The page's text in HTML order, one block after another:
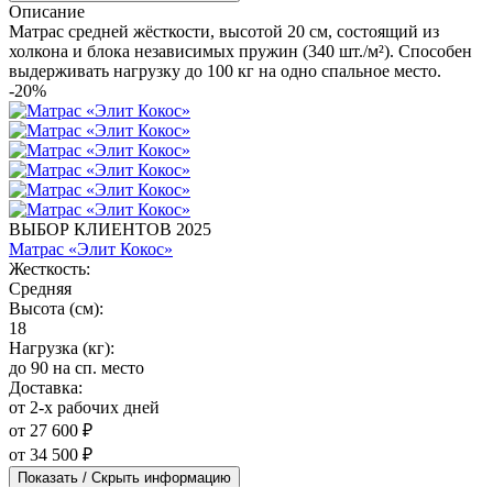
Описание
Матрас средней жёсткости, высотой 20 см, состоящий из
холкона и блока независимых пружин (340 шт./м²). Способен
выдерживать нагрузку до 100 кг на одно спальное место.
-20%
ВЫБОР КЛИЕНТОВ 2025
Матрас «Элит Кокос»
Жесткость:
Средняя
Высота (см):
18
Нагрузка (кг):
до 90 на сп. место
Доставка:
от 2-х рабочих дней
от 27 600 ₽
от 34 500 ₽
Показать / Скрыть информацию